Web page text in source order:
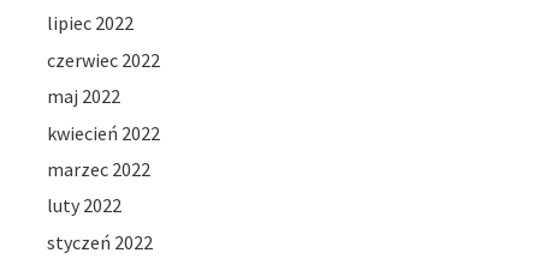
lipiec 2022
czerwiec 2022
maj 2022
kwiecień 2022
marzec 2022
luty 2022
styczeń 2022